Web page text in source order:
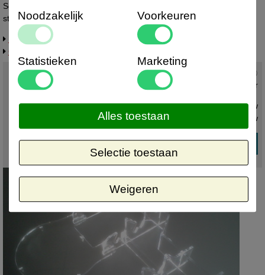
Schuifstandaard SUPERGROOT transparant. Doosje à 2st Afmeting
standaardje bxdxh 80x147x130 mm
Info / levertijd / offerte over dit product
Gerelateerde artikelen
Actuele status :
Voorradig ,
direct leverbaar
€ 5,96 ex. btw
incl. btw
Noodzakelijk Voorkeuren
Statistieken Marketing
Weigeren
Selectie toestaan
Alles toestaan